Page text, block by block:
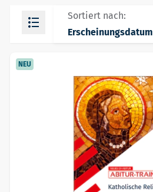
Sortiert nach:
Erscheinungsdatum
NEU